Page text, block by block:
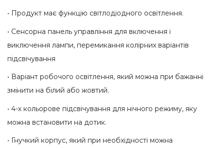
• Продукт має функцію світлодіодного освітлення.
• Сенсорна панель управління для включення і
виключення лампи, перемикання колірних варіантів
підсвічування
• Варіант робочого освітлення, який можна при бажанні
змінити на білий або жовтий.
• 4-х кольорове підсвічування для нічного режиму, яку
можна встановити на дотик.
• Гнучкий корпус, який при необхідності можна